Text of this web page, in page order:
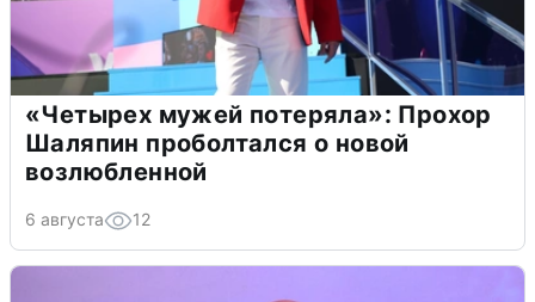
«Четырех мужей потеряла»: Прохор
Шаляпин проболтался о новой
возлюбленной
6 августа 12